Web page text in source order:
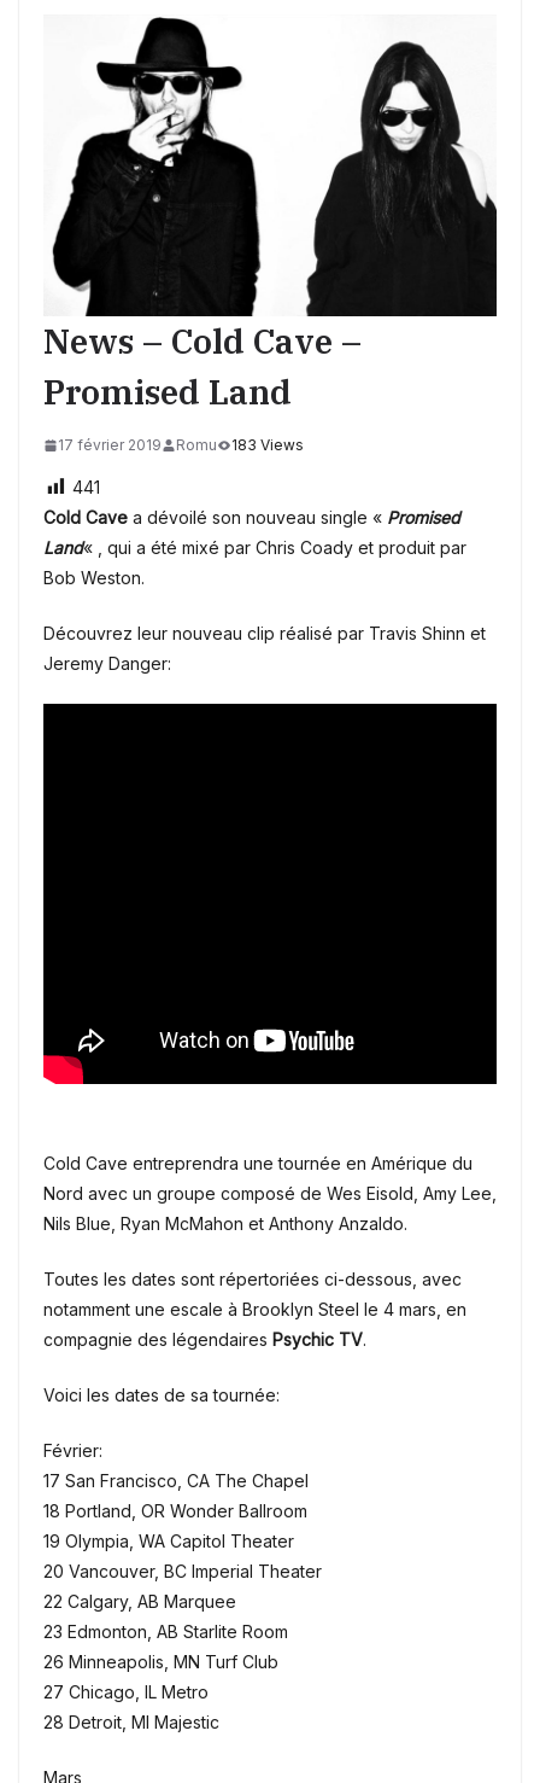
News – Cold Cave –
Promised Land
17 février 2019 Romu 183 Views
441
Cold Cave a dévoilé son nouveau single « Promised
Land« , qui a été mixé par Chris Coady et produit par
Bob Weston.
Découvrez leur nouveau clip réalisé par Travis Shinn et
Jeremy Danger:
Cold Cave entreprendra une tournée en Amérique du
Nord avec un groupe composé de Wes Eisold, Amy Lee,
Nils Blue, Ryan McMahon et Anthony Anzaldo.
Toutes les dates sont répertoriées ci-dessous, avec
notamment une escale à Brooklyn Steel le 4 mars, en
compagnie des légendaires Psychic TV.
Voici les dates de sa tournée:
Février:
17 San Francisco, CA The Chapel
18 Portland, OR Wonder Ballroom
19 Olympia, WA Capitol Theater
20 Vancouver, BC Imperial Theater
22 Calgary, AB Marquee
23 Edmonton, AB Starlite Room
26 Minneapolis, MN Turf Club
27 Chicago, IL Metro
28 Detroit, MI Majestic
Mars